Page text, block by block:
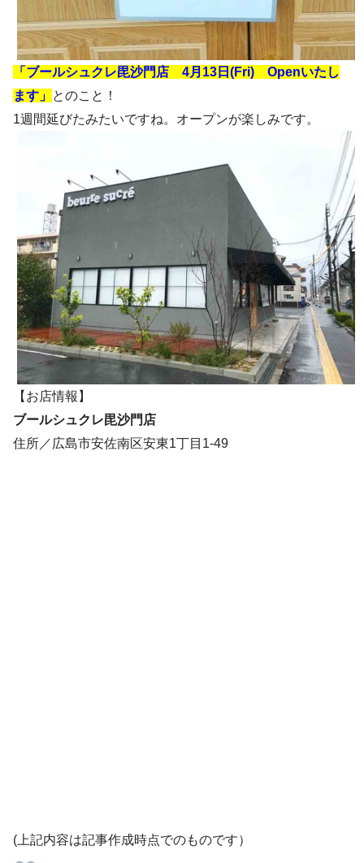
「ブールシュクレ毘沙門店 4月13日(Fri) Openいたし
ます」 とのこと！
1週間延びたみたいですね。オープンが楽しみです。
【お店情報】
ブールシュクレ毘沙門店
住所／広島市安佐南区安東1丁目1-49
(上記内容は記事作成時点でのものです）